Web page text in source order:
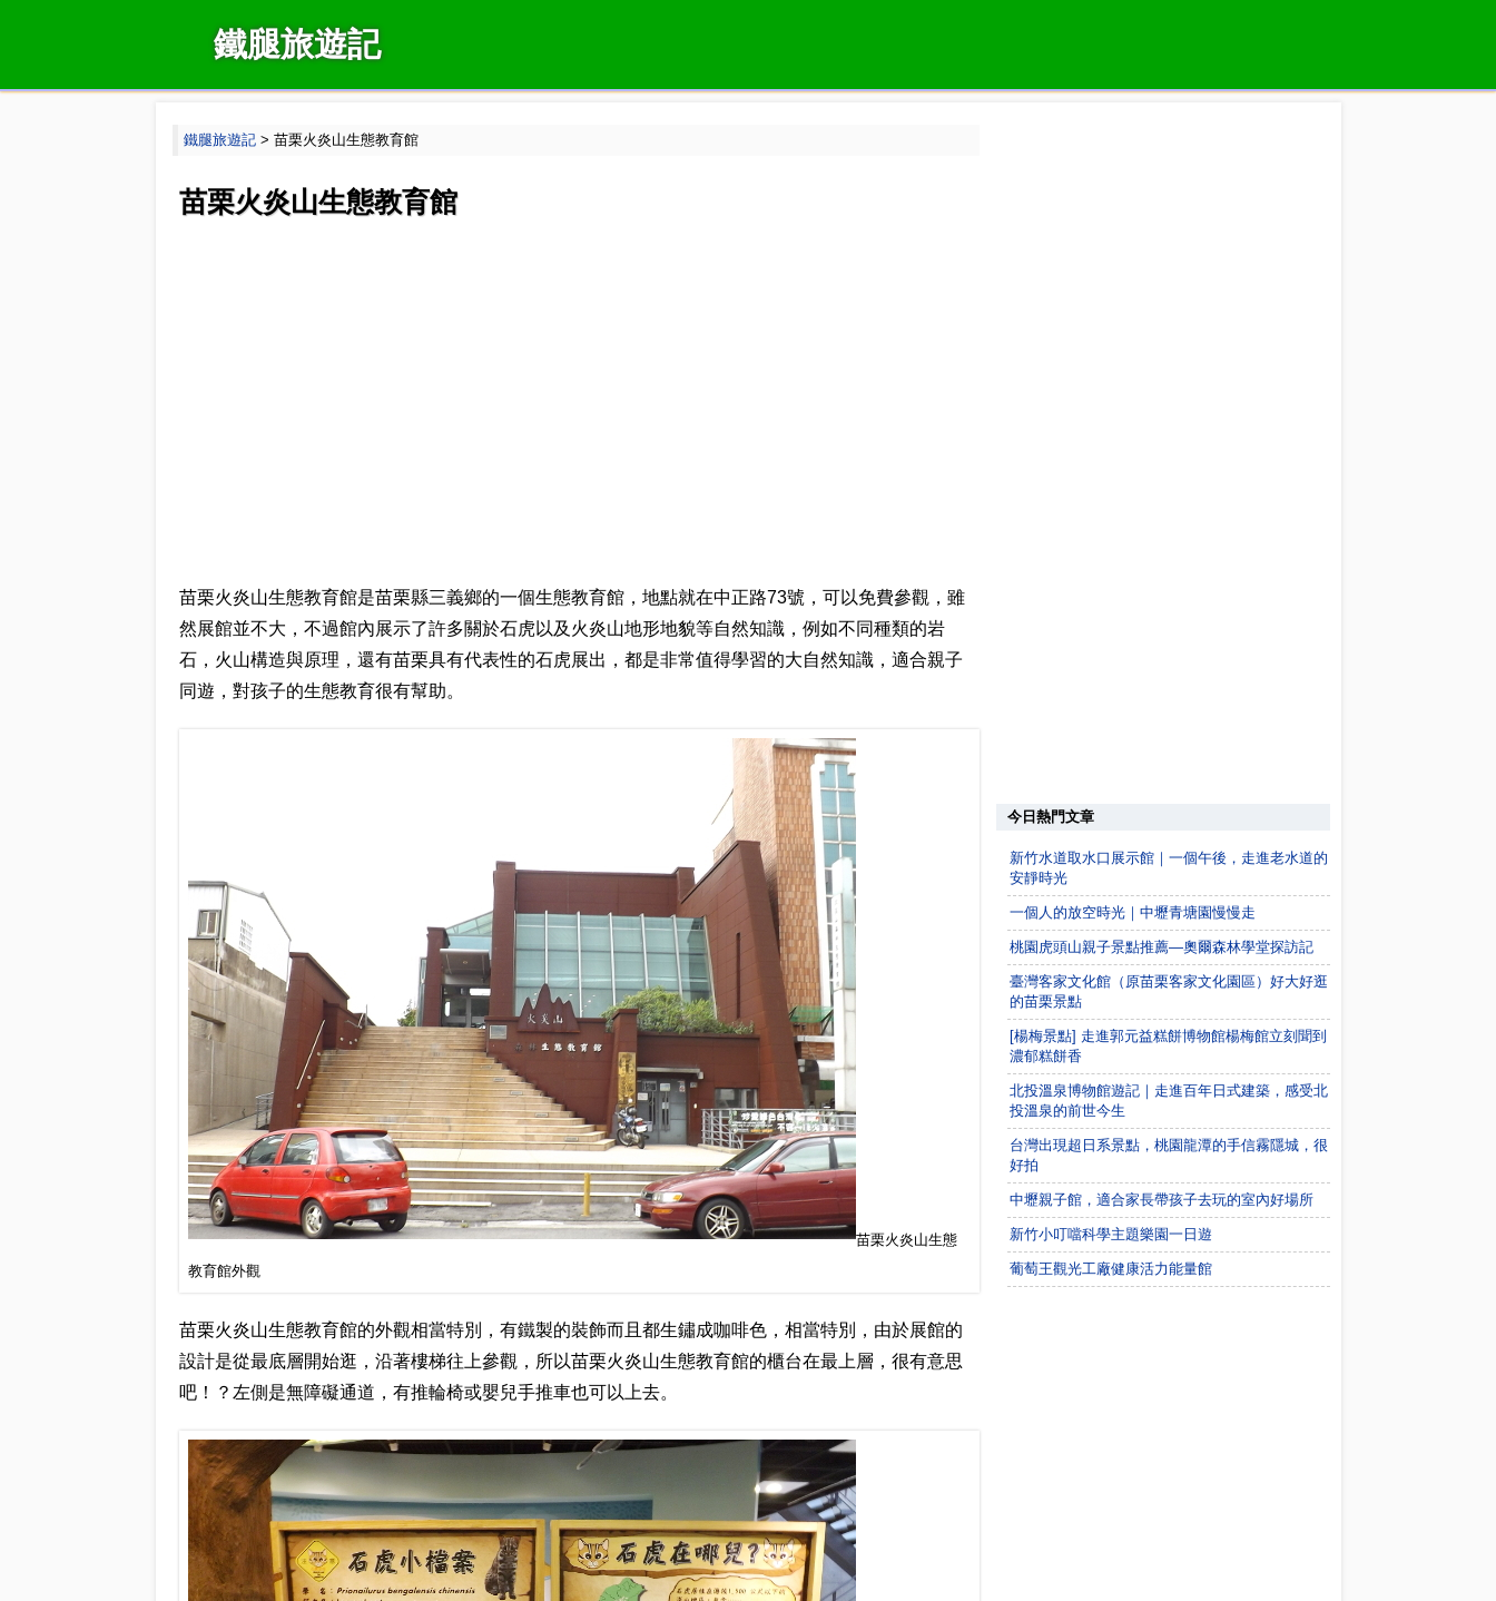
鐵腿旅遊記
鐵腿旅遊記> 苗栗火炎山生態教育館
苗栗火炎山生態教育館
苗栗火炎山生態教育館是苗栗縣三義鄉的一個生態教育館，地點就在中正路73號，可以免費參觀，雖
然展館並不大，不過館內展示了許多關於石虎以及火炎山地形地貌等自然知識，例如不同種類的岩
石，火山構造與原理，還有苗栗具有代表性的石虎展出，都是非常值得學習的大自然知識，適合親子
同遊，對孩子的生態教育很有幫助。
苗栗火炎山生態
教育館外觀
苗栗火炎山生態教育館的外觀相當特別，有鐵製的裝飾而且都生鏽成咖啡色，相當特別，由於展館的
設計是從最底層開始逛，沿著樓梯往上參觀，所以苗栗火炎山生態教育館的櫃台在最上層，很有意思
吧！？左側是無障礙通道，有推輪椅或嬰兒手推車也可以上去。
今日熱門文章
新竹水道取水口展示館｜一個午後，走進老水道的
安靜時光
一個人的放空時光｜中壢青塘園慢慢走
桃園虎頭山親子景點推薦—奧爾森林學堂探訪記
臺灣客家文化館（原苗栗客家文化園區）好大好逛
的苗栗景點
[楊梅景點] 走進郭元益糕餅博物館楊梅館立刻聞到
濃郁糕餅香
北投溫泉博物館遊記｜走進百年日式建築，感受北
投溫泉的前世今生
台灣出現超日系景點，桃園龍潭的手信霧隱城，很
好拍
中壢親子館，適合家長帶孩子去玩的室內好場所
新竹小叮噹科學主題樂園一日遊
葡萄王觀光工廠健康活力能量館